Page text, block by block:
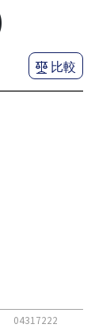
比較
04317222